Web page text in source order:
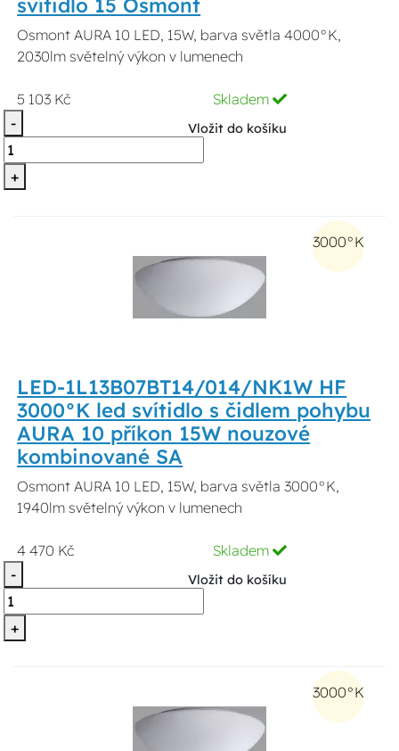
svítidlo 15 Osmont
Osmont AURA 10 LED, 15W, barva světla 4000°K,
2030lm světelný výkon v lumenech
5 103 Kč
Skladem
-
+
Vložit do košíku
3000°K
LED-1L13B07BT14/014/NK1W HF
3000°K led svítidlo s čidlem pohybu
AURA 10 příkon 15W nouzové
kombinované SA
Osmont AURA 10 LED, 15W, barva světla 3000°K,
1940lm světelný výkon v lumenech
4 470 Kč
Skladem
-
+
Vložit do košíku
3000°K